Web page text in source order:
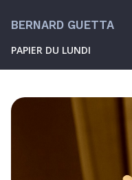
BERNARD GUETTA
PAPIER DU LUNDI